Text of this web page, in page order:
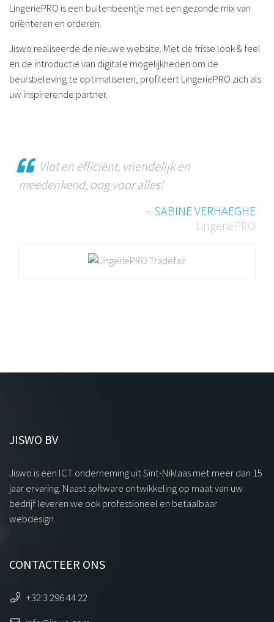
LingeriePRO is een buitenbeentje met een gezonde mix van
oriënteren en orderen.
Jiswo realiseerde de nieuwe website. Met de frisse look & feel
en de introductie van digitale mogelijkheden om de
beursbeleving te optimaliseren, profileert LingeriePRO zich als
uw inspirerende partner.
Vlot en efficiënt, vriendelijk en
meedenkend, oog voor alles!
– SABINE VERHAEGHE
LingeriePRO
JISWO BV
Jiswo is een ICT onderneming uit Sint-Niklaas met meer dan 15
jaar ervaring. Naast software ontwikkeling op maat van uw
bedrijf leveren we ook professioneel en betaalbaar
webdesign.
CONTACTEER ONS
+32 3 296 44 22